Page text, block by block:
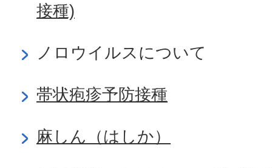
接種)
ノロウイルスについて
帯状疱疹予防接種
麻しん（はしか）